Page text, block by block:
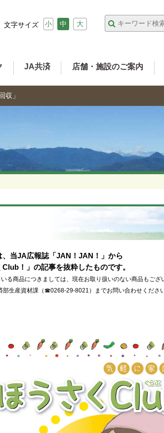
文字サイズ 小 中 大
JA共済 店舗・施設のご案内
収」
、当JA広報誌「JAN！JAN！」から
！」の記事を抜粋したものです。
る商品につきましては、現在お取り扱いのない商品もござ
生産資材課（☎0268-29-8021）までお問い合わせください